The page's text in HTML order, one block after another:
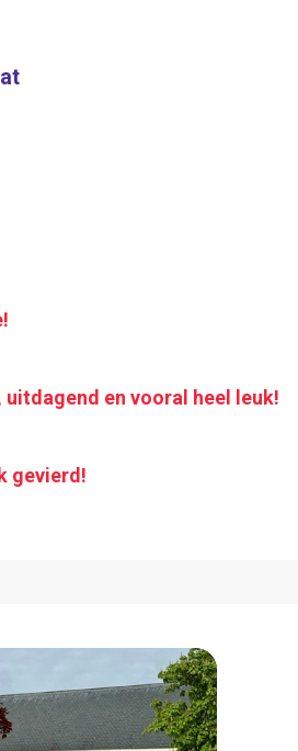
en vooral heel leuk!
gevierd!